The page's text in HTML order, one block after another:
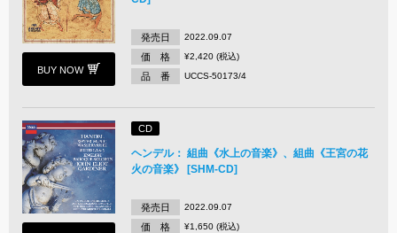
BUY NOW
発売日 2022.09.07
価 格 ¥2,420 (税込)
品 番 UCCS-50173/4
CD
ヘンデル： 組曲《水上の音楽》、組曲《王宮の花
火の音楽》 [SHM-CD]
発売日 2022.09.07
価 格 ¥1,650 (税込)